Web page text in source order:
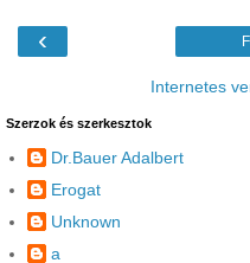
‹
Internetes
Szerzok és szerkesztok
Dr.Bauer Adalbert
Erogat
Unknown
a